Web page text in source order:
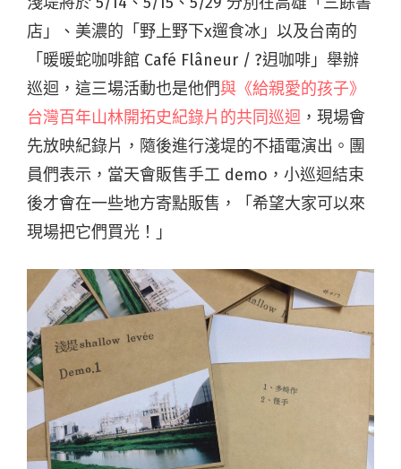
店」、美濃的「野上野下x遛食冰」以及台南的
「暖暖蛇咖啡館 Café Flâneur / ?迌咖啡」舉辦
巡迴，這三場活動也是他們與《給親愛的孩子》
台灣百年山林開拓史紀錄片的共同巡迴 ，現場會
先放映紀錄片，隨後進行淺堤的不插電演出。團
員們表示，當天會販售手工 demo，小巡迴結束
後才會在一些地方寄點販售，「希望大家可以來
現場把它們買光！」